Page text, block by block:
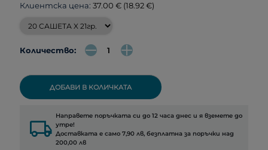
Клиентска цена: 37.00 € (18.92 €)
Количество:
ДОБАВИ В КОЛИЧКАТА
local_shipping Направете поръчката си до 12 часа днес и я вземете до
утре!
Доставката е само 7,90 лв, безплатна за поръчки над
200,00 лв